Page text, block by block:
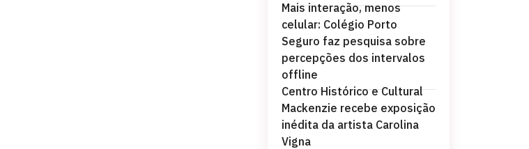
Mais interação, menos
celular: Colégio Porto
Seguro faz pesquisa sobre
percepções dos intervalos
offline
Centro Histórico e Cultural
Mackenzie recebe exposição
inédita da artista Carolina
Vigna